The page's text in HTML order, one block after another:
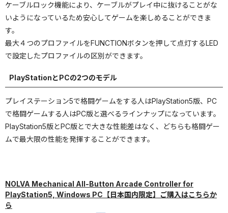
ケーブルロック機能により、ケーブルがプレイ中に抜けることがな
いようになっているため安心してゲームを楽しめることができま
す。
最大４つのプロファイルをFUNCTIONボタンを押して点灯するLED
で設定したプロファイルの区別ができます。
PlayStationとPCの2つのモデル
プレイステーション5で格闘ゲームをする人はPlayStation5版、PC
で格闘ゲームする人はPC版と選べるラインナップになっています。
PlayStation5版とPC版とで大きな性能差はなく、どちらも格闘ゲー
ムで最大限の性能を発揮することができます。
NOLVA Mechanical All-Button Arcade Controller for
PlayStation5, Windows PC【日本国内限定】ご購入はこちらか
ら